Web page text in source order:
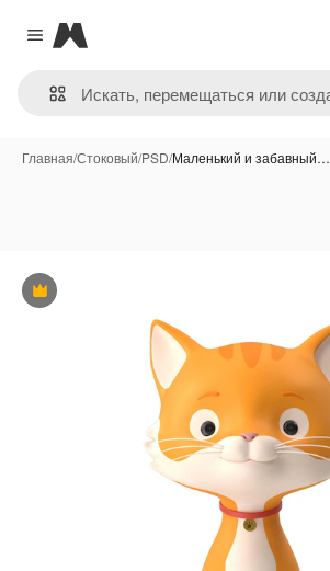
Close menu
Magnific
Главная/Стоковый/PSD/Маленький и забавный…
Премиум